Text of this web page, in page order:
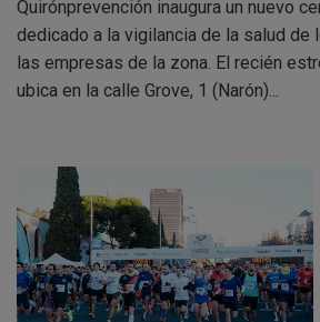
Quirónprevención inaugura un nuevo
dedicado a la vigilancia de la salud
las empresas de la zona. El recién
ubica en la calle Grove, 1 (Narón)...